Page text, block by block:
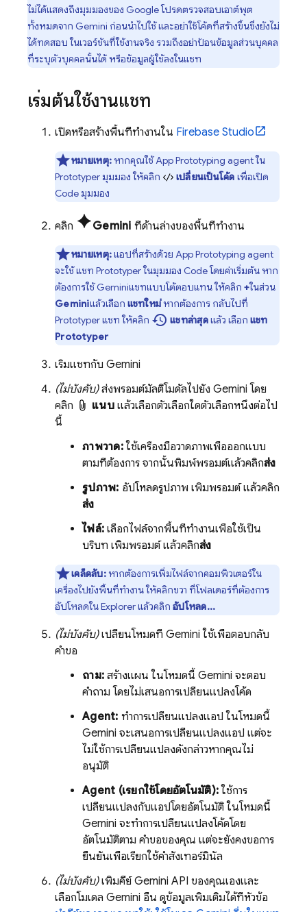
ไม่ได้แสดงถึงมุมมองของ Google โปรดตรวจสอบเอาต์พุต
ทั้งหมดจาก Gemini ก่อนนำไปใช้ และอย่าใช้โค้ดที่สร้างขึ้นซึ่งยังไม่
ได้ทดสอบ ในเวอร์ชันที่ใช้งานจริง รวมถึงอย่าป้อนข้อมูลส่วนบุคคล
ที่ระบุตัวบุคคลนั้นได้ หรือข้อมูลผู้ใช้ลงในแชท
เริ่มต้นใช้งานแชท
เปิดหรือสร้างพื้นที่ทำงานใน Firebase Studio
หมายเหตุ: หากคุณใช้App Prototyping agentใน
Prototyperมุมมอง ให้คลิก เปลี่ยนเป็นโค้ด เพื่อเปิด
Codeมุมมอง
คลิก sparkGemini ที่ด้านล่างของพื้นที่ทำงาน
หมายเหตุ:แอปที่สร้างด้วย App Prototyping agent
จะใช้ แชท Prototyperในมุมมอง Codeโดยค่าเริ่มต้น หาก
ต้องการใช้Geminiแชทแบบโต้ตอบแทน ให้คลิก +ในส่วน
Geminiแล้วเลือก แชทใหม่หากต้องการ กลับไปที่
Prototyperแชท ให้คลิก history แชทล่าสุดแล้ว เลือก แชท
Prototyper
เริ่มแชทกับ Gemini
(ไม่บังคับ)ส่งพรอมต์มัลติโมดัลไปยัง Gemini โดย
คลิก
แนบแล้วเลือกตัวเลือกใดตัวเลือกหนึ่งต่อไป
นี้
ภาพวาด:ใช้เครื่องมือวาดภาพเพื่อออกแบบ
ตามที่ต้องการ จากนั้นพิมพ์พรอมต์แล้วคลิกส่ง
รูปภาพ: อัปโหลดรูปภาพ เพิ่มพรอมต์ แล้วคลิก
ส่ง
ไฟล์: เลือกไฟล์จากพื้นที่ทำงานเพื่อใช้เป็น
บริบท เพิ่มพรอมต์ แล้วคลิกส่ง
เคล็ดลับ:หากต้องการเพิ่มไฟล์จากคอมพิวเตอร์ใน
เครื่องไปยังพื้นที่ทำงาน ให้คลิกขวา ที่โฟลเดอร์ที่ต้องการ
อัปโหลดใน Explorer แล้วคลิก อัปโหลด...
(ไม่บังคับ)เปลี่ยนโหมดที่ Gemini ใช้เพื่อตอบกลับ
คำขอ
ถาม: สร้างแผน ในโหมดนี้ Gemini จะตอบ
คำถาม โดยไม่เสนอการเปลี่ยนแปลงโค้ด
Agent: ทำการเปลี่ยนแปลงแอป ในโหมดนี้
Gemini จะเสนอการเปลี่ยนแปลงแอป แต่จะ
ไม่ใช้การเปลี่ยนแปลงดังกล่าวหากคุณไม่
อนุมัติ
Agent (เรียกใช้โดยอัตโนมัติ): ใช้การ
เปลี่ยนแปลงกับแอปโดยอัตโนมัติ ในโหมดนี้
Gemini จะทำการเปลี่ยนแปลงโค้ดโดย
อัตโนมัติตาม คำขอของคุณ แต่จะยังคงขอการ
ยืนยันเพื่อเรียกใช้คำสั่งเทอร์มินัล
(ไม่บังคับ)เพิ่มคีย์Gemini API ของคุณเองและ
เลือกโมเดล Gemini อื่น ดูข้อมูลเพิ่มเติมได้ที่หัวข้อ